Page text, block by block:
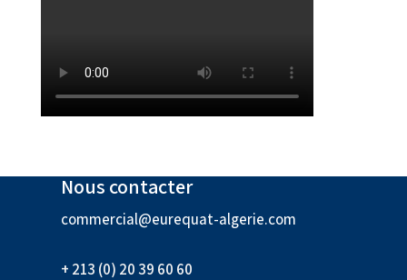
Nous contacter
commercial@eurequat-algerie.com
+ 213 (0) 20 39 60 60